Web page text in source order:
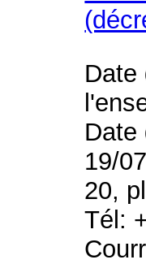
Date
Date
19/
20,
Tél: